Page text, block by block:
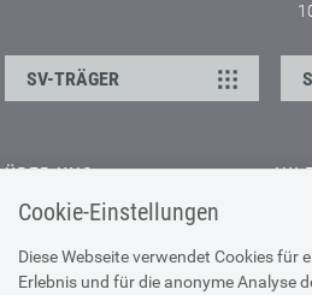
Cookie-Einstellungen
Diese Webseite verwendet Cookies für
Erlebnis und für die anonyme Analyse
SV-TRÄGER
ÜBER UNS
Kontakt
Offene Stellen
Presse